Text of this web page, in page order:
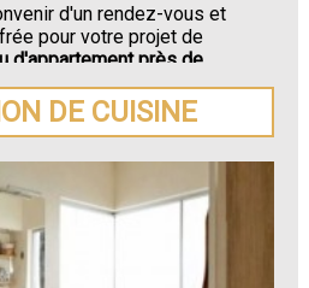
d'un rendez-vous et
pour votre projet de
d'appartement près de
DE CUISINE